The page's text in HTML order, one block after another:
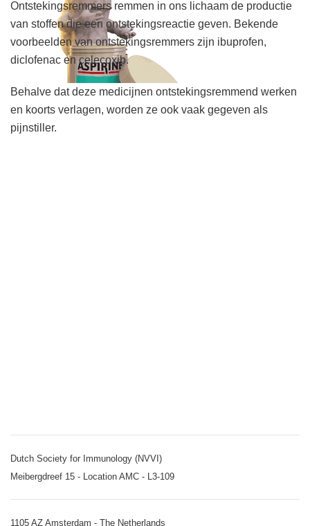
Ontstekingsremmers remmen in ons lichaam de productie
van stoffen die een ontstekingsreactie geven. Bekende
voorbeelden van ontstekingsremmers zijn ibuprofen,
diclofenac en celecoxib.
Behalve dat deze medicijnen ontstekingsremmend werken
en koorts verlagen, worden ze ook vaak gegeven als
pijnstiller.
Dutch Society for Immunology (NVVI)
Meibergdreef 15 - Location AMC - L3-109
1105 AZ Amsterdam - The Netherlands